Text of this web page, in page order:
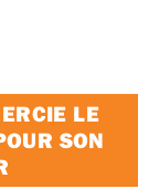
LE
SON